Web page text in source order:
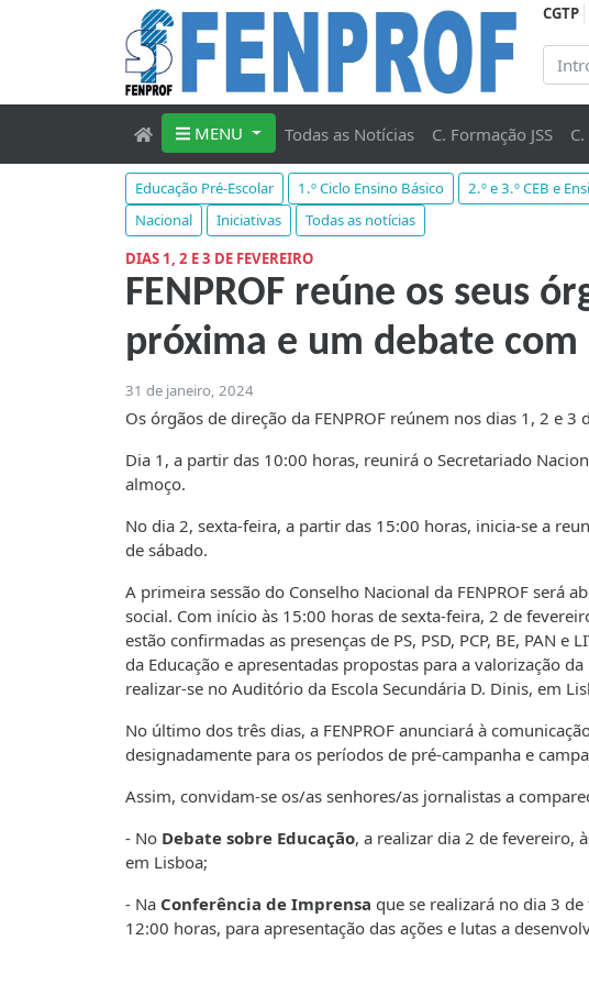
CGTP
MENU Todas as Notícias C. Formação JSS
Educação Pré-Escolar 1.º Ciclo Ensino Básico 2.º e 3.º CEB e
Nacional
Iniciativas
Todas as notícias
DIAS 1, 2 E 3 DE FEVEREIRO
FENPROF reúne os seus
próxima e um debate com
31 de janeiro, 2024
Os órgãos de direção da FENPROF reúnem nos dias 1, 2 e 3
Dia 1, a partir das 10:00 horas, reunirá o Secretariado
almoço.
No dia 2, sexta-feira, a partir das 15:00 horas, inicia-se a
de sábado.
A primeira sessão do Conselho Nacional da FENPROF será
social. Com início às 15:00 horas de sexta-feira, 2 de
estão confirmadas as presenças de PS, PSD, PCP, BE, PAN
da Educação e apresentadas propostas para a valorização
realizar-se no Auditório da Escola Secundária D. Dinis, em
No último dos três dias, a FENPROF anunciará à
designadamente para os períodos de pré-campanha e
Assim, convidam-se os/as senhores/as jornalistas a
- No Debate sobre Educação, a realizar dia 2 de fevereiro,
em Lisboa;
- Na Conferência de Imprensa que se realizará no dia 3 de
12:00 horas, para apresentação das ações e lutas a